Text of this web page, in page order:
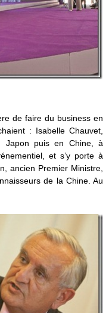
de faire du business en
: Isabelle Chauvet,
Japon puis en Chine, à
et s’y porte à
ancien Premier Ministre,
de la Chine. Au